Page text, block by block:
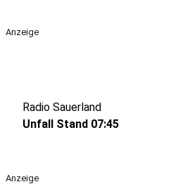
Anzeige
Radio Sauerland
Unfall Stand 07:45
Anzeige